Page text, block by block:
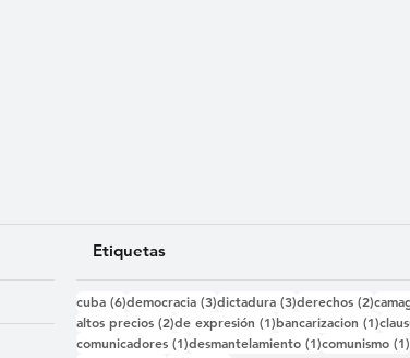
Etiquetas
cuba (6)6 entradas
democracia (3)3 entradas
dictadura (3)3 entradas
derechos (2)2
altos precios (2)2 entradas
de expresión (1)1 entrada
bancarizacion (1)1
comunicadores (1)1 entrada
desmantelamiento (1)1 entrada
comunismo (1)